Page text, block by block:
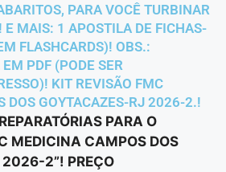
PARA VOCÊ TURBINAR
E MAIS: 1 APOSTILA DE FICHAS-
FLASHCARDS)! OBS.:
PDF (PODE SER
KIT REVISÃO FMC
DOS GOYTACAZES-RJ 2026-2.!
PARA O
MEDICINA CAMPOS DOS
2”! PREÇO